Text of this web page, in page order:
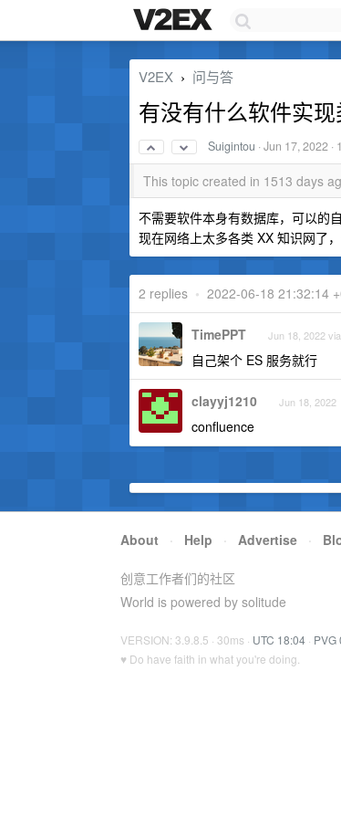
V2EX › 问与答
有没有什么软件实
Suigintou ·Jun 17, 2022 ·
This topic created in 1513 days
不需要软件本身有数据库，可以的
现在网络上太多各类 XX 知识网了
2 replies • 2022-06-18 21:32:14
TimePPT Jun 18, 2022
自己架个 ES 服务就行
clayyj1210 Jun 18, 2022
confluence
About · Help · Advertise ·
创意工作者们的社区
World is powered by solitude
VERSION: 3.9.8.5 · 30ms · UTC 18:04 · PVG
♥ Do have faith in what you're doing.